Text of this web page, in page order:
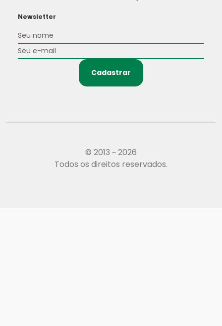
Newsletter
Cadastrar
© 2013 ~ 2026
Todos os direitos reservados.